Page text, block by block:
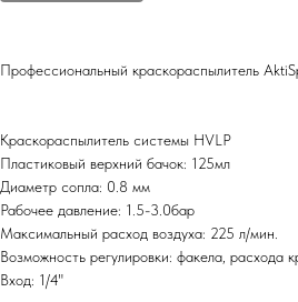
Профессиональный краскораспылитель
Краскораспылитель системы HVLP
Пластиковый верхний бачок: 125мл
Диаметр сопла: 0.8 мм
Рабочее давление: 1.5-3.0бар
Максимальный расход воздуха: 225 л/мин.
Возможность регулировки: факела, расхода
Вход: 1/4"